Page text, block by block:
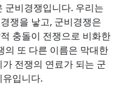
군비경쟁입니다. 우리는
쟁을 낳고, 군비경쟁은
충돌이 전쟁으로 비화한
의 또 다른 이름은 막대한
전쟁의 연료가 되는 군
입니다.